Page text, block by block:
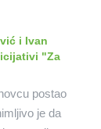
i Ivan
"Za
postao
je da